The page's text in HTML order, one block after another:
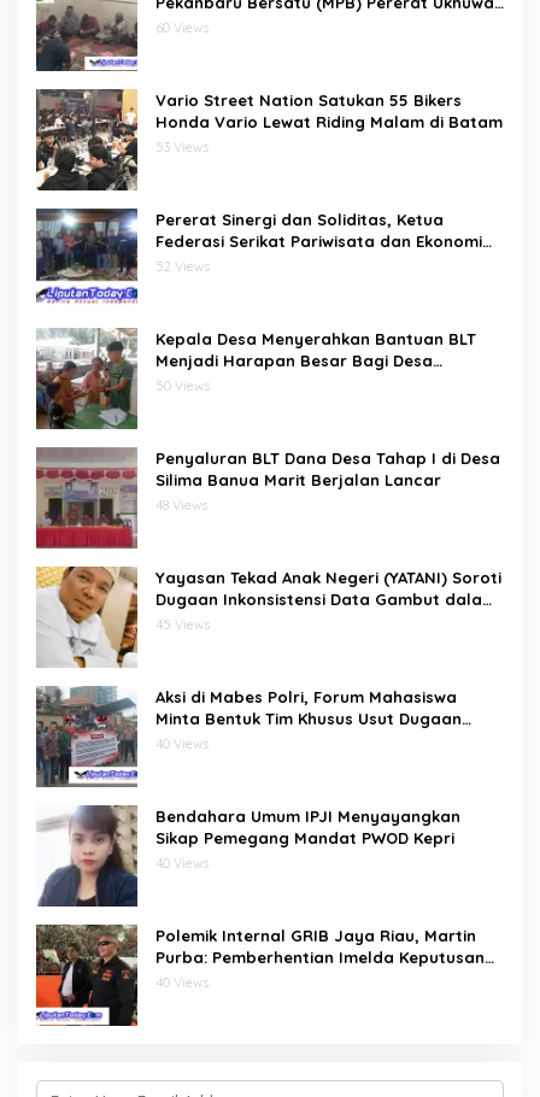
dan Doa Bersama di Sekretariat
60 Views
Vario Street Nation Satukan 55 Bikers
Honda Vario Lewat Riding Malam di Batam
53 Views
Pererat Sinergi dan Soliditas, Ketua
Federasi Serikat Pariwisata dan Ekonomi
Kreatif Gelar Silaturahmi Bersama
52 Views
Kepala Desa Menyerahkan Bantuan BLT
Menjadi Harapan Besar Bagi Desa
bawositora kecamatan pulau pulau batu
50 Views
Penyaluran BLT Dana Desa Tahap I di Desa
Silima Banua Marit Berjalan Lancar
48 Views
Yayasan Tekad Anak Negeri (YATANI) Soroti
Dugaan Inkonsistensi Data Gambut dalam
Proses Pembebasan HKm Dayun dari
45 Views
Aksi di Mabes Polri, Forum Mahasiswa
Minta Bentuk Tim Khusus Usut Dugaan
Kerusakan DAS Rokan Kiri
40 Views
Bendahara Umum IPJI Menyayangkan
Sikap Pemegang Mandat PWOD Kepri
40 Views
Polemik Internal GRIB Jaya Riau, Martin
Purba: Pemberhentian Imelda Keputusan
Pusat
40 Views